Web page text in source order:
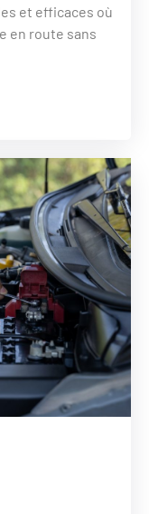
et efficaces où
en route sans